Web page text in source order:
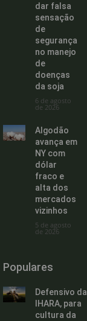
dar falsa
sensação
de
segurança
no manejo
de
doenças
da soja
6 de agosto
de 2026
Algodão
avança em
NY com
dólar
fraco e
alta dos
mercados
vizinhos
5 de agosto
de 2026
Populares
Defensivo da
IHARA, para
cultura da